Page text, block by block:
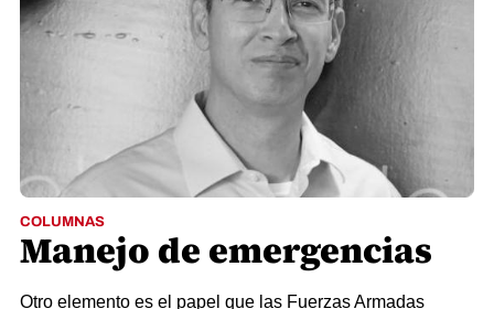
COLUMNAS
Manejo de emergencias
Otro elemento es el papel que las Fuerzas Armadas